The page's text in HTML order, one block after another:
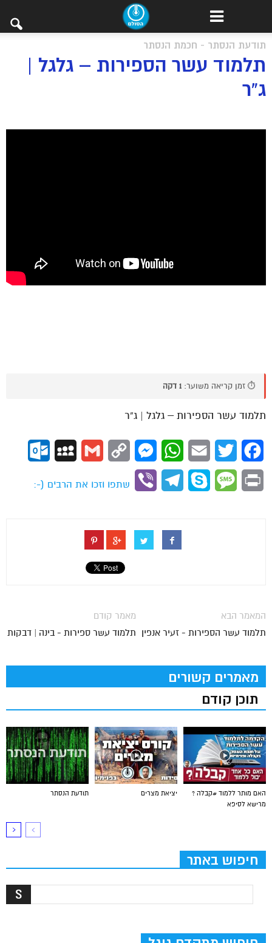
תודעת הנסתר - חכמת הנסתר
תלמוד עשר הספירות – גלגל |
ג”ר
⏱️ זמן קריאה משוער: 1 דקה
תלמוד עשר הספירות – גלגל | ג”ר
Facebook
Twitter
Email
WhatsApp
Messenger
Copy
Gmail
MySpace
Print
Message
Skype
Telegram
Viber
שתפו וזכו את הרבים (-:
מאמר קודם
תלמוד עשר ספירות - בינה | דבקות
המאמר הבא
תלמוד עשר הספירות - זעיר אנפין
מאמרים קשורים
תוכן קודם
תודעת הנסתר יציאת מצרים
האם מותר ללמוד #קבלה ?
מרישא לסיפא
חיפוש באתר